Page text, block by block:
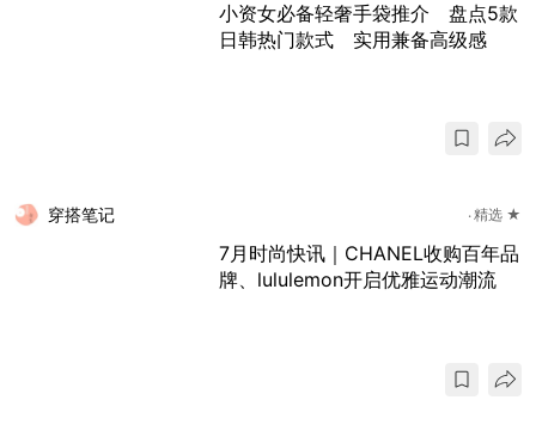
小资女必备轻奢手袋推介 盘点5款
日韩热门款式 实用兼备高级感
穿搭笔记 精选 ★
7月时尚快讯｜CHANEL收购百年品
牌、lululemon开启优雅运动潮流